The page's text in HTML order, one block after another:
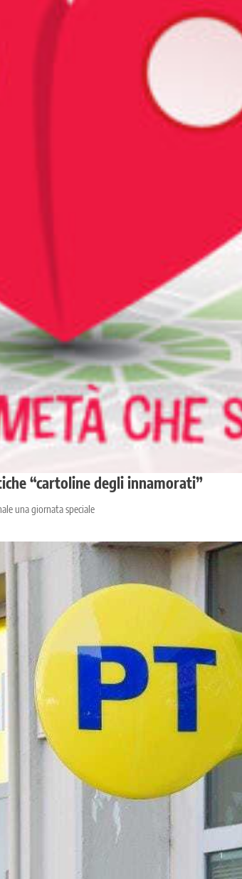
“cartoline degli innamorati”
una giornata speciale